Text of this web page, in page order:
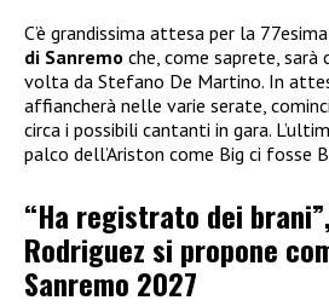
C’è grandissima attesa per la
di Sanremo che, come saprete,
volta da Stefano De Martino. In
affiancherà nelle varie serate,
circa i possibili cantanti in gara.
palco dell’Ariston come Big ci fosse
“Ha registrato dei
Rodriguez si propone
Sanremo 2027